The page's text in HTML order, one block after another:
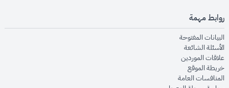
روابط مهمة
البيانات المفتوحةopens in new window
الأسئلة الشائعةopens in new window
علاقات الموردينopens in new window
خريطة الموقعopens in new window
المنافسات العامةopens in new window